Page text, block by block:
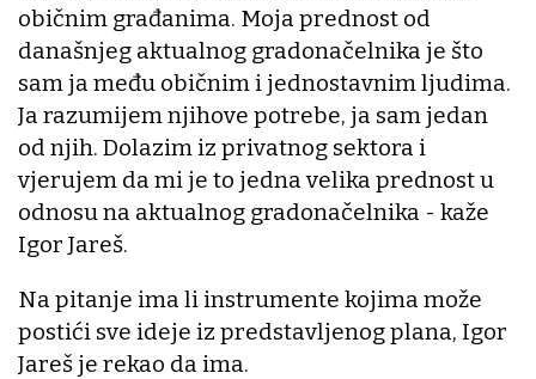
običnim građanima. Moja prednost od
današnjeg aktualnog gradonačelnika je što
sam ja među običnim i jednostavnim ljudima.
Ja razumijem njihove potrebe, ja sam jedan
od njih. Dolazim iz privatnog sektora i
vjerujem da mi je to jedna velika prednost u
odnosu na aktualnog gradonačelnika - kaže
Igor Jareš.
Na pitanje ima li instrumente kojima može
postići sve ideje iz predstavljenog plana, Igor
Jareš je rekao da ima.